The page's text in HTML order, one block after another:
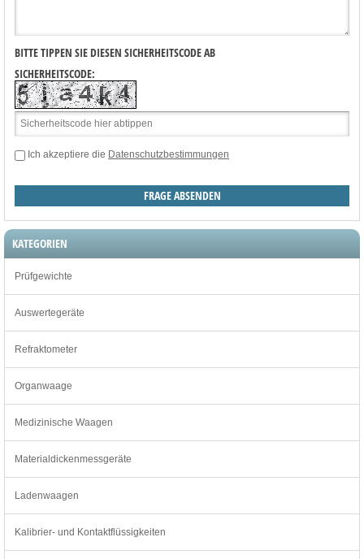
BITTE TIPPEN SIE DIESEN SICHERHEITSCODE AB
SICHERHEITSCODE:
Ich akzeptiere die Datenschutzbestimmungen
KATEGORIEN
Prüfgewichte
Auswertegeräte
Refraktometer
Organwaage
Medizinische Waagen
Materialdickenmessgeräte
Ladenwaagen
Kalibrier- und Kontaktflüssigkeiten